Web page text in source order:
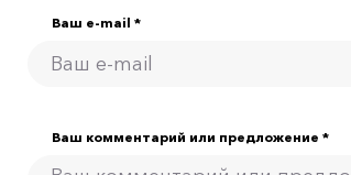
Ваш e-mail *
Ваш комментарий или предложение *